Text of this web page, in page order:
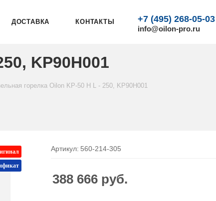
ДОСТАВКА КОНТАКТЫ +7 (495) 268-05-03
info@oilon-pro.ru
KP90H001
горелка Oilon KP-50 H L - 250, KP90H001
Артикул: 560-214-305
388 666 руб.